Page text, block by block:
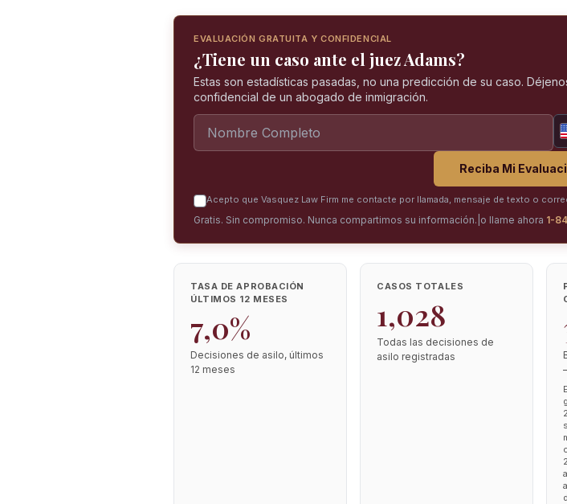
EVALUACIÓN GRATUITA Y CONFIDENCIAL
¿Tiene un caso ante el juez Adams?
Estas son estadísticas pasadas, no una predicción de su caso.
confidencial de un abogado de inmigración.
Reciba Mi
Acepto que Vasquez Law Firm me contacte por llamada, mensaje de texto o
Gratis. Sin compromiso. Nunca compartimos su información. o llame ahora 1-
TASA DE APROBACIÓN
ÚLTIMOS 12 MESES
7,0%
Decisiones de asilo, últimos
12 meses
CASOS TOTALES
1,028
Todas las decisiones de
asilo registradas